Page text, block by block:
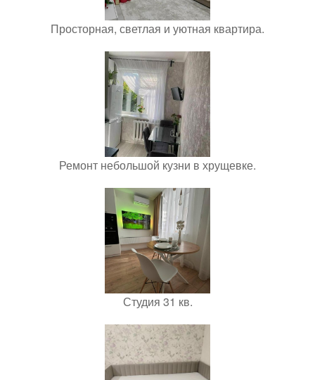
Просторная, светлая и уютная квартира.
Ремонт небольшой кузни в хрущевке.
Студия 31 кв.